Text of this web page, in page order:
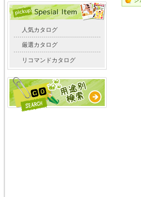
人気カタログ
厳選カタログ
リコマンドカタログ